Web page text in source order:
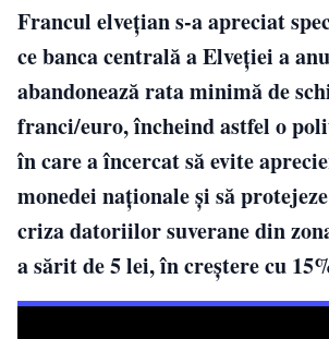
Francul elvețian s-a apreciat
ce banca centrală a Elveției a
abandonează rata minimă de
franci/euro, încheind astfel o
în care a încercat să evite
monedei naționale și să
criza datoriilor suverane din
a sărit de 5 lei, în creștere cu